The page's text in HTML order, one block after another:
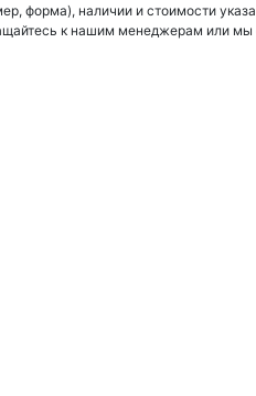
форма), наличии и стоимости
к нашим менеджерам или